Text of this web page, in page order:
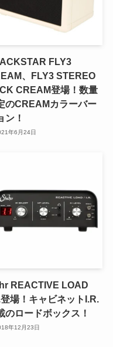
FLY3
、FLY3 STEREO
CREAM登場！数量
のCREAMカラーバー
ン！
年6月24日
REACTIVE LOAD
登場！キャビネットI.R.
のロードボックス！
年12月23日